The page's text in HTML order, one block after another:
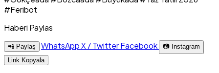
#Feribot
Haberi Paylas
📲 Paylaş WhatsAppX / TwitterFacebook
📷 Instagram
Link Kopyala